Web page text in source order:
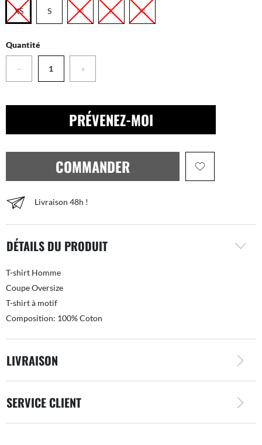
XS S M L XL
Quantité
− +
PRÉVENEZ-MOI
COMMANDER
Livraison 48h !
DÉTAILS DU PRODUIT
T-shirt Homme
Coupe Oversize
T-shirt à motif
Composition: 100% Coton
LIVRAISON
SERVICE CLIENT